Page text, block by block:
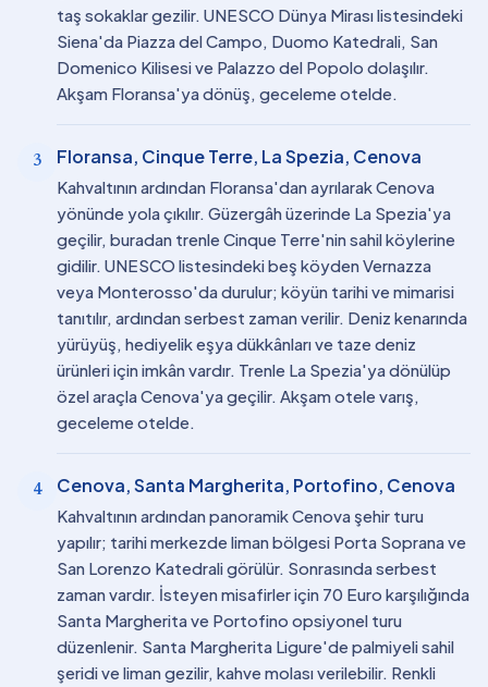
taş sokaklar gezilir. UNESCO Dünya Mirası listesindeki
Siena'da Piazza del Campo, Duomo Katedrali, San
Domenico Kilisesi ve Palazzo del Popolo dolaşılır.
Akşam Floransa'ya dönüş, geceleme otelde.
3 Floransa, Cinque Terre, La Spezia, Cenova
Kahvaltının ardından Floransa'dan ayrılarak Cenova
yönünde yola çıkılır. Güzergâh üzerinde La Spezia'ya
geçilir, buradan trenle Cinque Terre'nin sahil köylerine
gidilir. UNESCO listesindeki beş köyden Vernazza
veya Monterosso'da durulur; köyün tarihi ve mimarisi
tanıtılır, ardından serbest zaman verilir. Deniz kenarında
yürüyüş, hediyelik eşya dükkânları ve taze deniz
ürünleri için imkân vardır. Trenle La Spezia'ya dönülüp
özel araçla Cenova'ya geçilir. Akşam otele varış,
geceleme otelde.
4 Cenova, Santa Margherita, Portofino, Cenova
Kahvaltının ardından panoramik Cenova şehir turu
yapılır; tarihi merkezde liman bölgesi Porta Soprana ve
San Lorenzo Katedrali görülür. Sonrasında serbest
zaman vardır. İsteyen misafirler için 70 Euro karşılığında
Santa Margherita ve Portofino opsiyonel turu
düzenlenir. Santa Margherita Ligure'de palmiyeli sahil
şeridi ve liman gezilir, kahve molası verilebilir. Renkli